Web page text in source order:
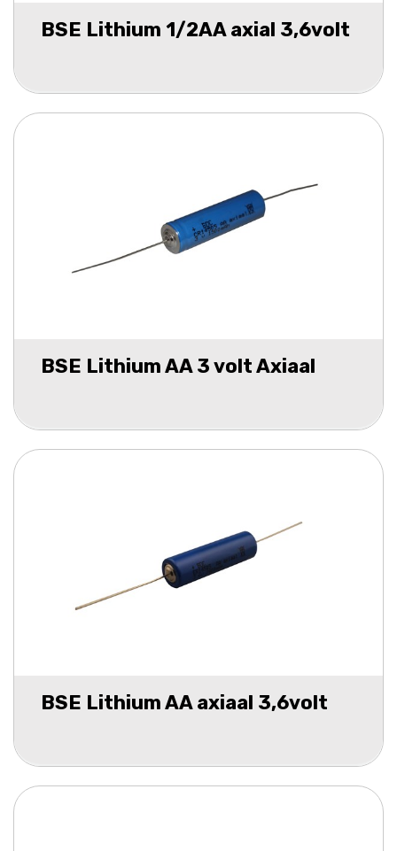
BSE Lithium 1/2AA axial 3,6volt
BSE Lithium AA 3 volt Axiaal
BSE Lithium AA axiaal 3,6volt